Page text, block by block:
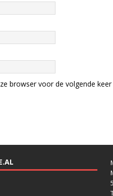
browser voor de volgende